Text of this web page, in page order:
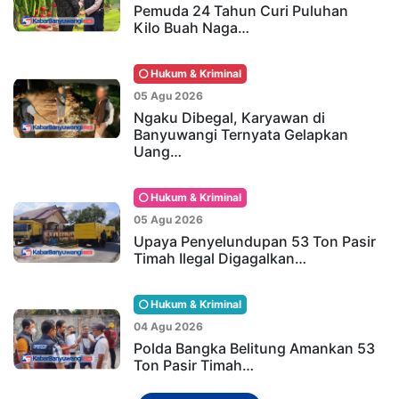
Pemuda 24 Tahun Curi Puluhan
Kilo Buah Naga…
Hukum & Kriminal
05 Agu 2026
Ngaku Dibegal, Karyawan di
Banyuwangi Ternyata Gelapkan
Uang…
Hukum & Kriminal
05 Agu 2026
Upaya Penyelundupan 53 Ton Pasir
Timah Ilegal Digagalkan…
Hukum & Kriminal
04 Agu 2026
Polda Bangka Belitung Amankan 53
Ton Pasir Timah…